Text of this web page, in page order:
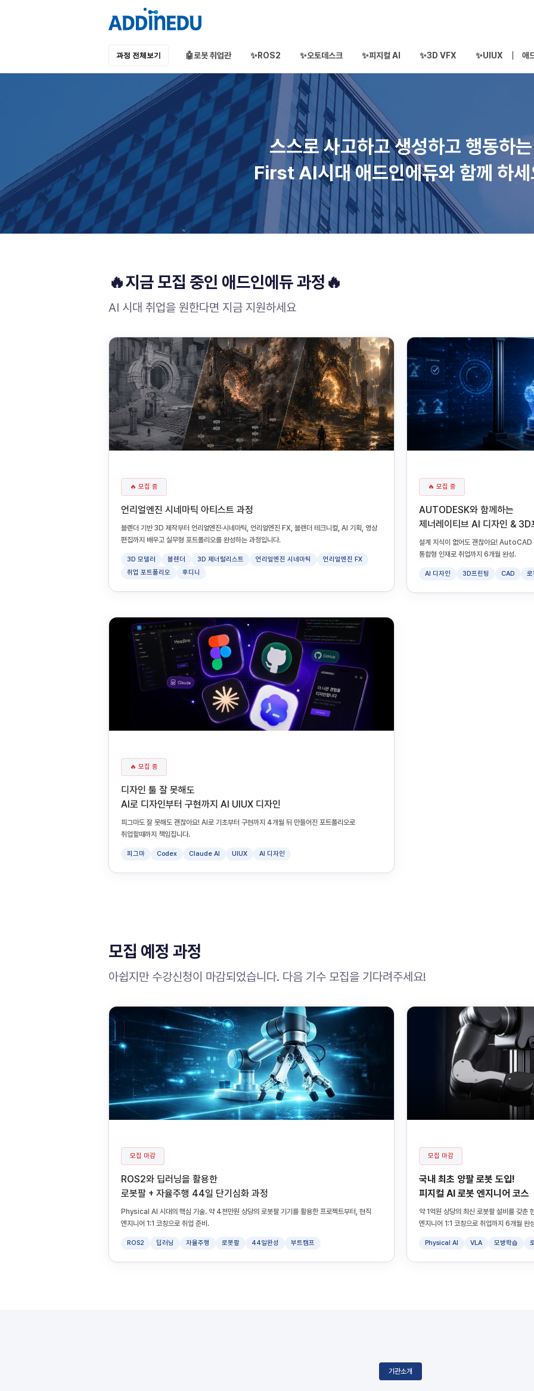
과정 전체보기 🤖로봇 취업관 ✨ROS2 ✨오토데스크 ✨피지컬 AI ✨3D VFX ✨UIUX 애
스스로 사고하고 생성하고 행동하는
First AI시대 애드인에듀와 함께 하
🔥지금 모집 중인 애드인에듀 과정🔥
AI 시대 취업을 원한다면 지금 지원하세요
🔥 모집 중
언리얼엔진 시네마틱 아티스트 과정
블렌더 기반 3D 제작부터 언리얼엔진·시네마틱, 언리얼엔진 FX, 블랜더 테크니컬, AI 기획, 영상
편집까지 배우고 실무형 포트폴리오를 완성하는 과정입니다.
3D 모델러 블렌더 3D 제너럴리스트 언리얼엔진 시네마틱
언리얼엔진 FX
취업 포트폴리오
후디니
🔥 모집 중
AUTODESK와 함께하는
제너레이티브 AI 디자인 & 3D
설계 지식이 없어도 괜찮아요!
통합형 인재로 취업까지 6개월 완성.
AI 디자인 3D프린팅 CAD 로
🔥 모집 중
디자인 툴 잘 못해도
AI로 디자인부터 구현까지 AI UIUX 디자인
피그마도 잘 못해도 괜찮아요! AI로 기초부터 구현까지 4개월 뒤 만들어진 포트폴리오로
취업할때까지 책임집니다.
피그마 Codex Claude AI UIUX AI 디자인
모집 예정 과정
아쉽지만 수강신청이 마감되었습니다. 다음 기수 모집을 기다려주세요!
모집 마감
ROS2와 딥러닝을 활용한
로봇팔 + 자율주행 44일 단기심화 과정
Physical AI 시대의 핵심 기술. 약 4천만원 상당의 로봇팔 기기를 활용한 프로젝트부터, 현직
엔지니어 1:1 코칭으로 취업 준비.
ROS2 딥러닝 자율주행 로봇팔 44일완성 부트캠프
모집 마감
국내 최초 양팔 로봇 도입!
피지컬 AI 로봇 엔지니어 코스
약 1억원 상당의 최신 로봇팔 설비를 갖
엔지니어 1:1 코칭으로 취업까지 6개월 완
Physical AI VLA 모방학습
기관소개